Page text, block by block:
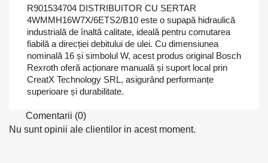
R901534704 DISTRIBUITOR CU SERTAR
4WMMH16W7X/6ETS2/B10 este o supapă hidraulică
industrială de înaltă calitate, ideală pentru comutarea
fiabilă a direcției debitului de ulei. Cu dimensiunea
nominală 16 și simbolul W, acest produs original Bosch
Rexroth oferă acționare manuală și suport local prin
CreatX Technology SRL, asigurând performanțe
superioare și durabilitate.
Comentarii (0)
Nu sunt opinii ale clientilor in acest moment.